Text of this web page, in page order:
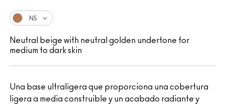
Una base ultraligera que proporciona una cobertura
ligera a media construible y un acabado radiante y
N5
Neutral beige with neutral golden undertone for
medium to dark skin